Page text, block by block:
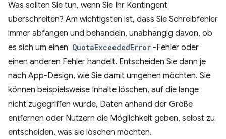
Was sollten Sie tun, wenn Sie Ihr Kontingent
überschreiten? Am wichtigsten ist, dass Sie Schreibfehler
immer abfangen und behandeln, unabhängig davon, ob
es sich um einen QuotaExceededError -Fehler oder
einen anderen Fehler handelt. Entscheiden Sie dann je
nach App-Design, wie Sie damit umgehen möchten. Sie
können beispielsweise Inhalte löschen, auf die lange
nicht zugegriffen wurde, Daten anhand der Größe
entfernen oder Nutzern die Möglichkeit geben, selbst zu
entscheiden, was sie löschen möchten.